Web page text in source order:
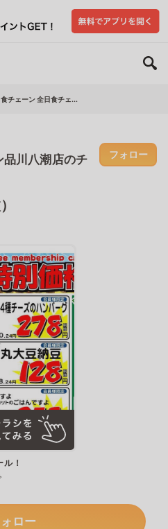
チェーン 全日食チェ...
品川八潮店のチ
フォロー
！
ロー